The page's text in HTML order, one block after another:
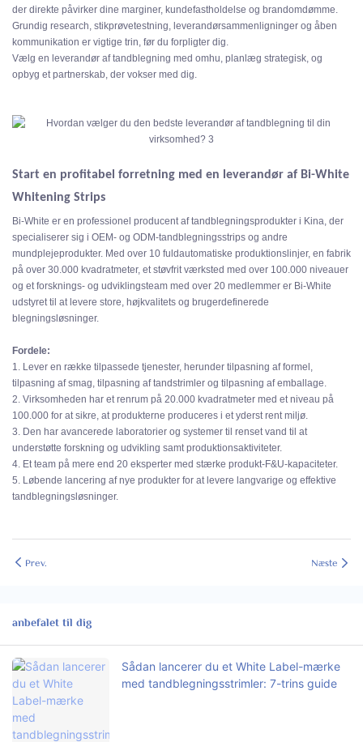
der direkte påvirker dine marginer, kundefastholdelse og brandomdømme.
Grundig research, stikprøvetestning, leverandørsammenligninger og åben
kommunikation er vigtige trin, før du forpligter dig.
Vælg en leverandør af tandblegning med omhu, planlæg strategisk, og
opbyg et partnerskab, der vokser med dig.
Start en profitabel forretning med en leverandør af Bi-White
Whitening Strips
Bi-White er en professionel producent af tandblegningsprodukter i Kina, der
specialiserer sig i OEM- og ODM-tandblegningsstrips og andre
mundplejeprodukter. Med over 10 fuldautomatiske produktionslinjer, en fabrik
på over 30.000 kvadratmeter, et støvfrit værksted med over 100.000 niveauer
og et forsknings- og udviklingsteam med over 20 medlemmer er Bi-White
udstyret til at levere store, højkvalitets og brugerdefinerede
blegningsløsninger.
Fordele:
1. Lever en række tilpassede tjenester, herunder tilpasning af formel,
tilpasning af smag, tilpasning af tandstrimler og tilpasning af emballage.
2. Virksomheden har et renrum på 20.000 kvadratmeter med et niveau på
100.000 for at sikre, at produkterne produceres i et yderst rent miljø.
3. Den har avancerede laboratorier og systemer til renset vand til at
understøtte forskning og udvikling samt produktionsaktiviteter.
4. Et team på mere end 20 eksperter med stærke produkt-F&U-kapaciteter.
5. Løbende lancering af nye produkter for at levere langvarige og effektive
tandblegningsløsninger.
Prev. Næste
anbefalet til dig
Sådan lancerer du et White Label-mærke
med tandblegningsstrimler: 7-trins guide